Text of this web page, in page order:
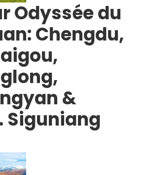
Odyssée du
Chengdu,
&
Siguniang